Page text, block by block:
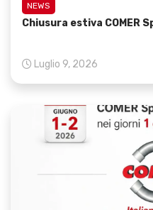
NEWS
Chiusura estiva COMER
Luglio 9, 2026